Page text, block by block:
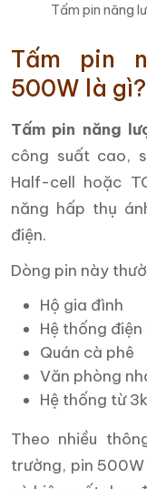
Tấm pin năng
Tấm pin
500W là gì?
Tấm pin năng
công suất cao,
Half-cell hoặc
năng hấp thụ
điện.
Dòng pin này
Hộ gia đình
Hệ thống
Quán cà phê
Văn phòng
Hệ thống từ
Theo nhiều
trường, pin 500W